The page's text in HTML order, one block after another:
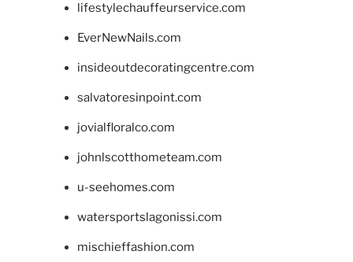
lifestylechauffeurservice.com
EverNewNails.com
insideoutdecoratingcentre.com
salvatoresinpoint.com
jovialfloralco.com
johnlscotthometeam.com
u-seehomes.com
watersportslagonissi.com
mischieffashion.com